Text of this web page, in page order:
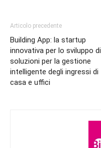
Articolo precedente
Building App: la startup
innovativa per lo sviluppo di
soluzioni per la gestione
intelligente degli ingressi di
casa e uffici